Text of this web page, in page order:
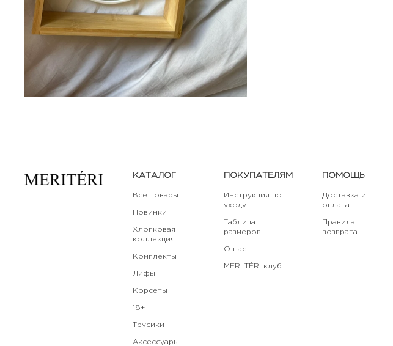
КАТАЛОГ
Все товары
Новинки
Хлопковая
коллекция
Комплекты
Лифы
Корсеты
18+
Трусики
Аксессуары
ПОКУПАТЕЛЯМ
Инструкция по
уходу
Таблица
размеров
О нас
MERI TÉRI клуб
ПОМОЩЬ
Доставка и
оплата
Правила
возврата